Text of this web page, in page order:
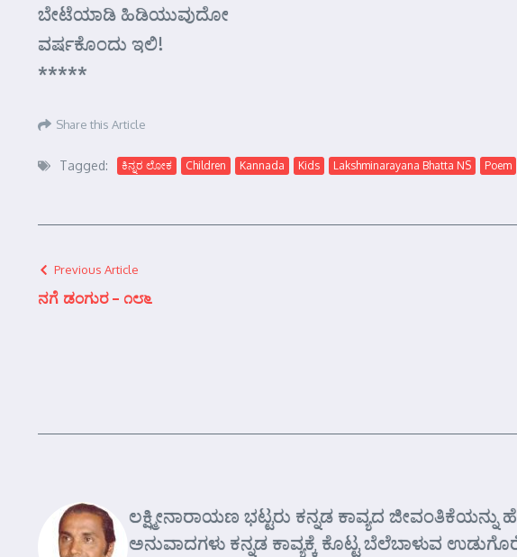
ಬೇಟೆಯಾಡಿ ಹಿಡಿಯುವುದೋ
ವರ್ಷಕೊಂದು ಇಲಿ!
*****
Share this Article
Tagged: ಕಿನ್ನರ ಲೋಕ Children Kannada Kids Lakshminarayana Bhatta NS Poem
Previous Article
ನಗೆ ಡಂಗುರ – ೧೮೬
ಲಕ್ಷ್ಮೀನಾರಾಯಣ ಭಟ್ಟರು ಕನ್ನಡ ಕಾವ್ಯದ ಜೀವಂತಿಕೆಯನ್ನು
ಅನುವಾದಗಳು ಕನ್ನಡ ಕಾವ್ಯಕ್ಕೆ ಕೊಟ್ಟ ಬೆಲೆಬಾಳುವ